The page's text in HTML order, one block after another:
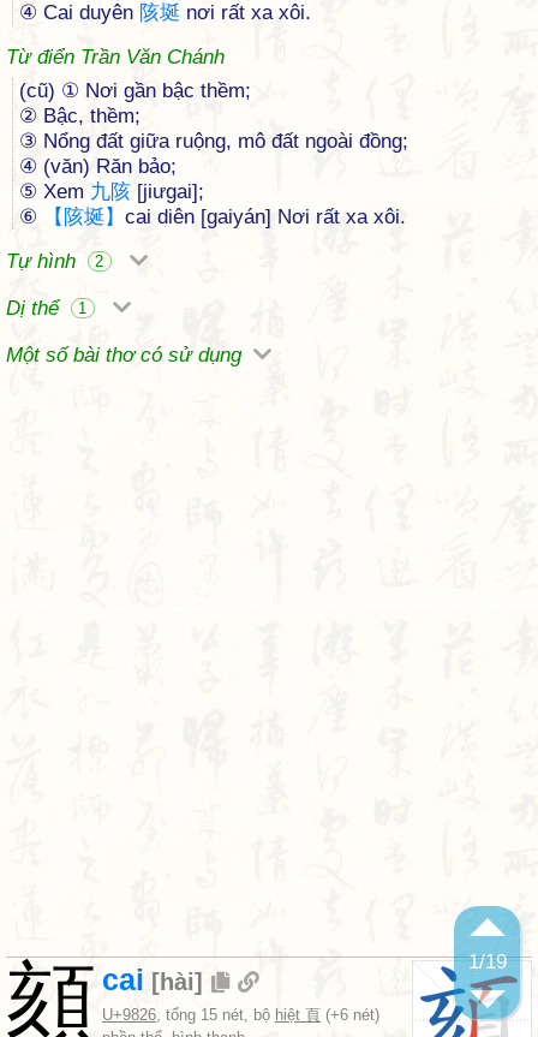
1/19
④ Cai duyên 陔埏 nơi rất xa xôi.
Từ điển Trần Văn Chánh
(cũ) ① Nơi gần bậc thềm;
② Bậc, thềm;
③ Nổng đất giữa ruộng, mô đất ngoài đồng;
④ (văn) Răn bảo;
⑤ Xem 九陔 [jiưgai];
⑥
【 陔埏】 cai diên [gaiyán] Nơi rất xa xôi.
Tự hình
2
Dị thể 1
Một số bài thơ có sử dụng
頦 cai [hài]
U+9826, tổng 15 nét, bộ hiệt 頁 (+6 nét)